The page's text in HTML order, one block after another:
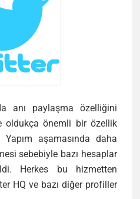
anı paylaşma özelliğini
oldukça önemli bir özellik
aşamasında daha
sebebiyle bazı hesaplar
Herkes bu hizmetten
HQ ve bazı diğer profiller